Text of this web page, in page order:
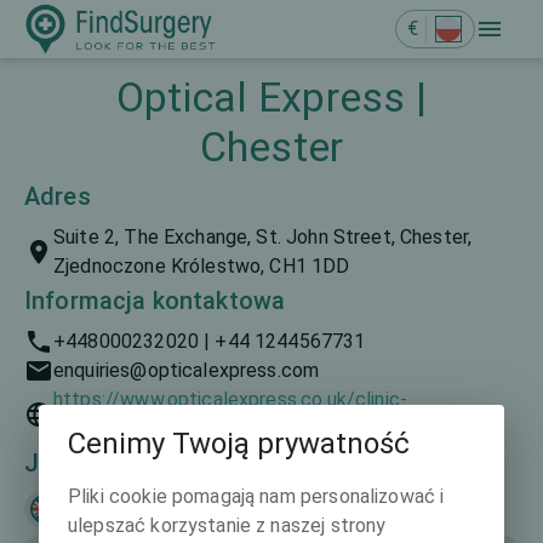
€
Optical Express |
Chester
Adres
Suite 2, The Exchange, St. John Street, Chester,
Zjednoczone Królestwo, CH1 1DD
Informacja kontaktowa
+448000232020 | +44 1244567731
enquiries@opticalexpress.com
https://www.opticalexpress.co.uk/clinic-
finder/north-of-england/chester-the-exchange
Języki mówione
English
Cenimy Twoją prywatność
Pliki cookie pomagają nam personalizować i
ulepszać korzystanie z naszej strony